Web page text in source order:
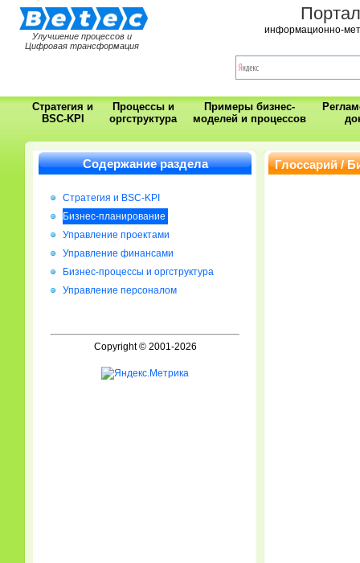
Улучшение процессов и
Цифровая трансформация
информационно-
Стратегия и
BSC-KPI
Процессы и
оргструктура
Примеры бизнес-
моделей и процессов
Содержание раздела
Стратегия и BSC-KPI
Бизнес-планирование
Управление проектами
Управление финансами
Бизнес-процессы и оргструктура
Управление персоналом
Copyright © 2001-2026
Глоссарий /